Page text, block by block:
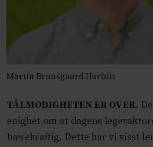
Martin Bruusgaard Harbitz
TÅLMODIGHETEN ER OVER.
enighet om at dagens
bærekraftig. Dette har vi visst